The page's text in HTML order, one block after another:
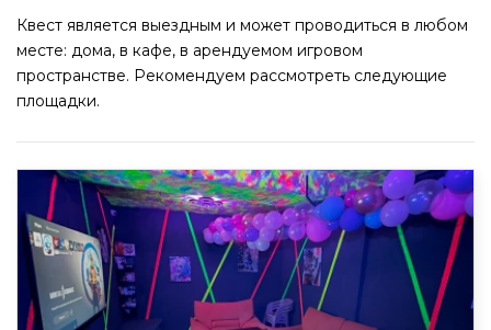
Квест является выездным и может проводиться в любом
месте: дома, в кафе, в арендуемом игровом
пространстве. Рекомендуем рассмотреть следующие
площадки.